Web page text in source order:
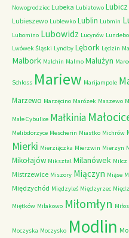
Nowogrodziec Lubeka Lubiatowo Lubicz
Lubieszewo Lublewko Lublin Lubmin
Lubomino Lubowidz Lucynów
Lwówek Śląski Lyndby Lębork Lędzin
Malbork Malchin Malmo Malużyn
Schloss Mariew Marijampole
Marzewo Marzęcino Marózek Maszewo
Małe Cybulice Małkinia
Melibdorzyce Mescherin Miastko Michrów
Mierki Mierziączka Mierzwin Mierzyn
Mikołajów Miksztal Milanówek Milcz
Mistrzewice Miszory Miączyn Miąse
Międzychód Międzyleś Międzyrzec
Miętków Miłakowo Miłomłyn
Moczyska Moczysko Modlin